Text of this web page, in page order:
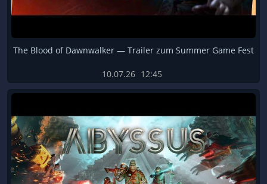
The Blood of Dawnwalker — Trailer zum Summer Game Fest
10.07.26 12:45